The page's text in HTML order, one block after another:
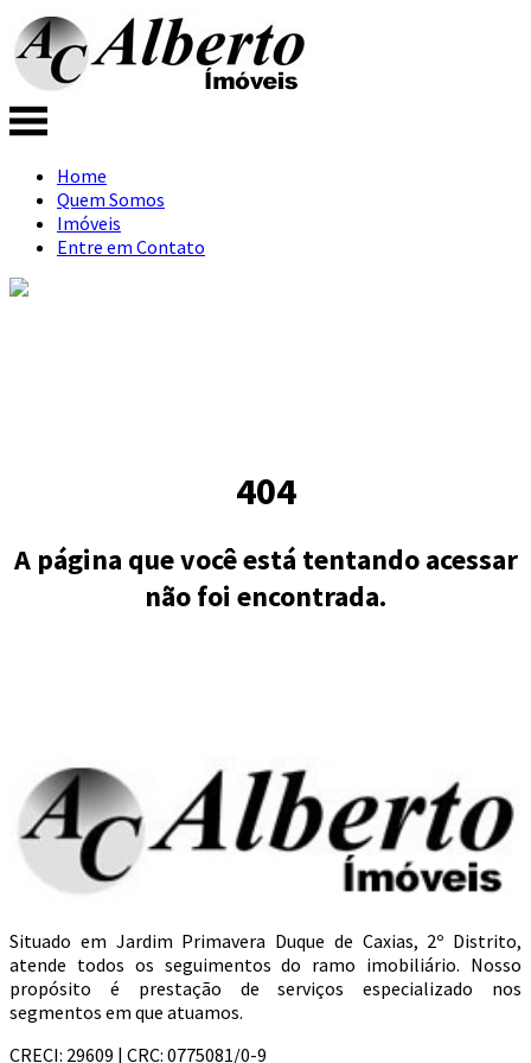
Home
Quem Somos
Imóveis
Entre em Contato
404
A página que você está tentando acessar
não foi encontrada.
Situado em Jardim Primavera Duque de Caxias, 2º Distrito,
atende todos os seguimentos do ramo imobiliário. Nosso
propósito é prestação de serviços especializado nos
segmentos em que atuamos.
CRECI: 29609 | CRC: 0775081/0-9